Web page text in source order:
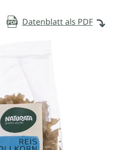
Datenblatt als PDF